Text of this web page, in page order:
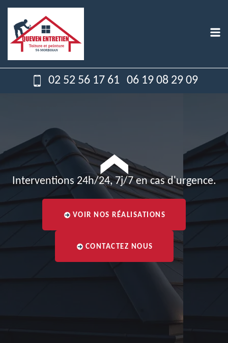
02 52 56 17 61 06 19 08 29 09
Interventions 24h/24, 7j/7 en cas d'urgence.
VOIR NOS RÉALISATIONS
CONTACTEZ NOUS